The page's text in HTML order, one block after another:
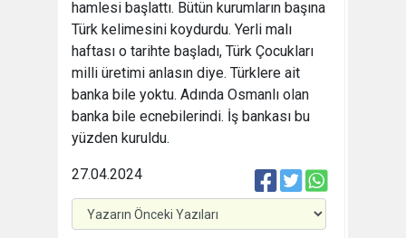
hamlesi başlattı. Bütün kurumların başına
Türk kelimesini koydurdu. Yerli malı
haftası o tarihte başladı, Türk Çocukları
milli üretimi anlasın diye. Türklere ait
banka bile yoktu. Adında Osmanlı olan
banka bile ecnebilerindi. İş bankası bu
yüzden kuruldu.
27.04.2024